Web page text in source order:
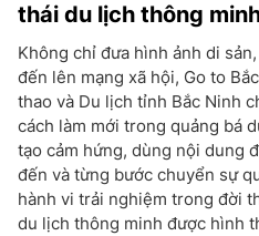
thái du lịch thông
Không chỉ đưa hình ảnh di
đến lên mạng xã hội, Go to
thao và Du lịch tỉnh Bắc Ninh
cách làm mới trong quảng bá
tạo cảm hứng, dùng nội dung
đến và từng bước chuyển sự
hành vi trải nghiệm trong đời
du lịch thông minh được hình